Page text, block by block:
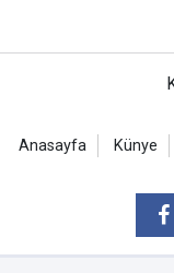
Anasayfa Künye